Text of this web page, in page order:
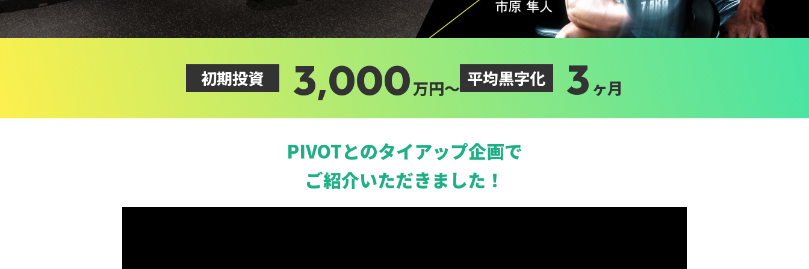
で経営できる高品質
フィットネスジム
ジムFC加盟
まずは資料請求
初期投資 3,000万円～ 平均黒字化 3 ヶ月
PIVOTとのタイアップ企画で
ご紹介いただきました！